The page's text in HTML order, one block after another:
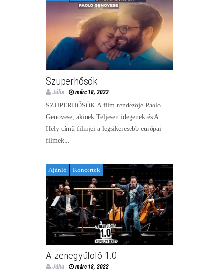
Szuperhősök
Júlia márc 18, 2022
SZUPERHŐSÖK A film rendezője Paolo
Genovese, akinek Teljesen idegenek és A
Hely című filmjei a legsikeresebb európai
filmek...
Ajánló Koncertek
A zenegyűlölő 1.0
Júlia márc 18, 2022